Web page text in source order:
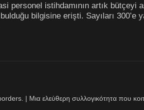
personel istihdamının artık bütçeyi
bilgisine erişti. Sayıları 300’e
| Μια ελεύθερη συλλογικότητα που